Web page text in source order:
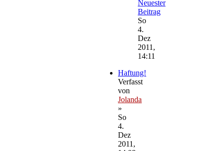
Neuester
Beitrag
So
4.
Dez
2011,
14:11
Haftung!
Verfasst
von
Jolanda
»
So
4.
Dez
2011,